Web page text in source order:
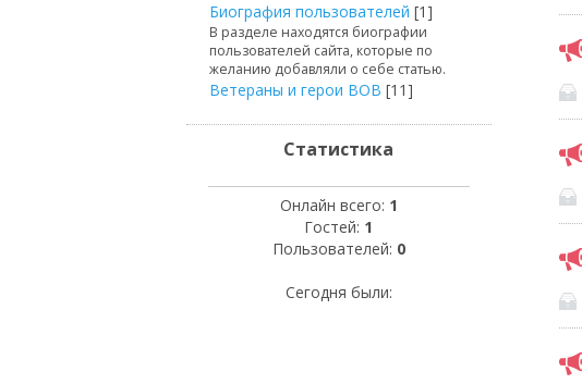
Биография пользователей [1]
В разделе находятся биографии
пользователей сайта, которые по
желанию добавляли о себе статью.
Ветераны и герои ВОВ [11]
Статистика
Онлайн всего: 1
Гостей: 1
Пользователей: 0
Сегодня были: